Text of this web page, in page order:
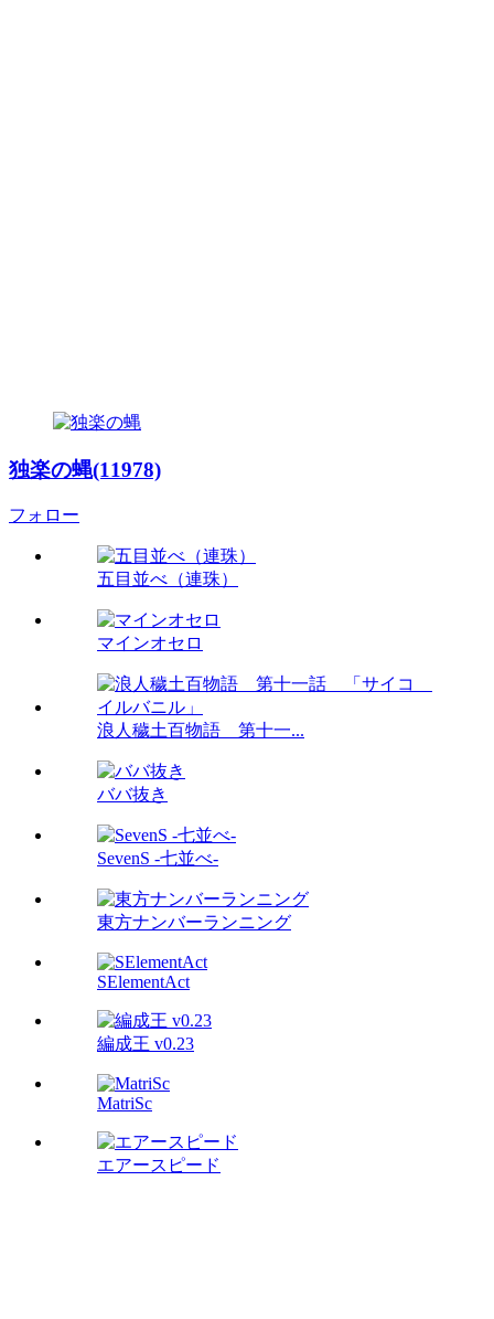
独楽の蝿(11978)
フォロー
五目並べ（連珠）
マインオセロ
浪人穢土百物語 第十一...
ババ抜き
SevenS -七並べ-
東方ナンバーランニング
SElementAct
編成王 v0.23
MatriSc
エアースピード